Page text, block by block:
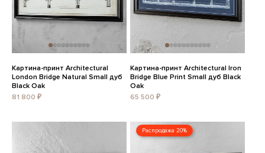
Картина-принт Architectural
London Bridge Natural Small дуб
Black Oak
81 800 ₽
Картина-принт Architectural Iron
Bridge Blue Print Small дуб Black
Oak
65 500 ₽
Распродажа 20%